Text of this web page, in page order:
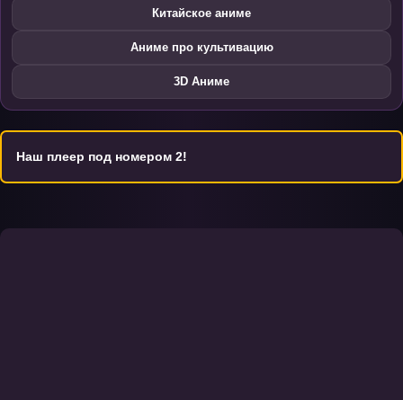
Китайское аниме
Аниме про культивацию
3D Аниме
Наш плеер под номером 2!